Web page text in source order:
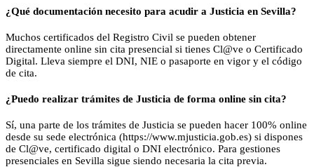
¿Qué documentación necesito para acudir a Justicia en Sevilla?
Muchos certificados del Registro Civil se pueden obtener
directamente online sin cita presencial si tienes Cl@ve o Certificado
Digital. Lleva siempre el DNI, NIE o pasaporte en vigor y el código
de cita.
¿Puedo realizar trámites de Justicia de forma online sin cita?
Sí, una parte de los trámites de Justicia se pueden hacer 100% online
desde su sede electrónica (https://www.mjusticia.gob.es) si dispones
de Cl@ve, certificado digital o DNI electrónico. Para gestiones
presenciales en Sevilla sigue siendo necesaria la cita previa.